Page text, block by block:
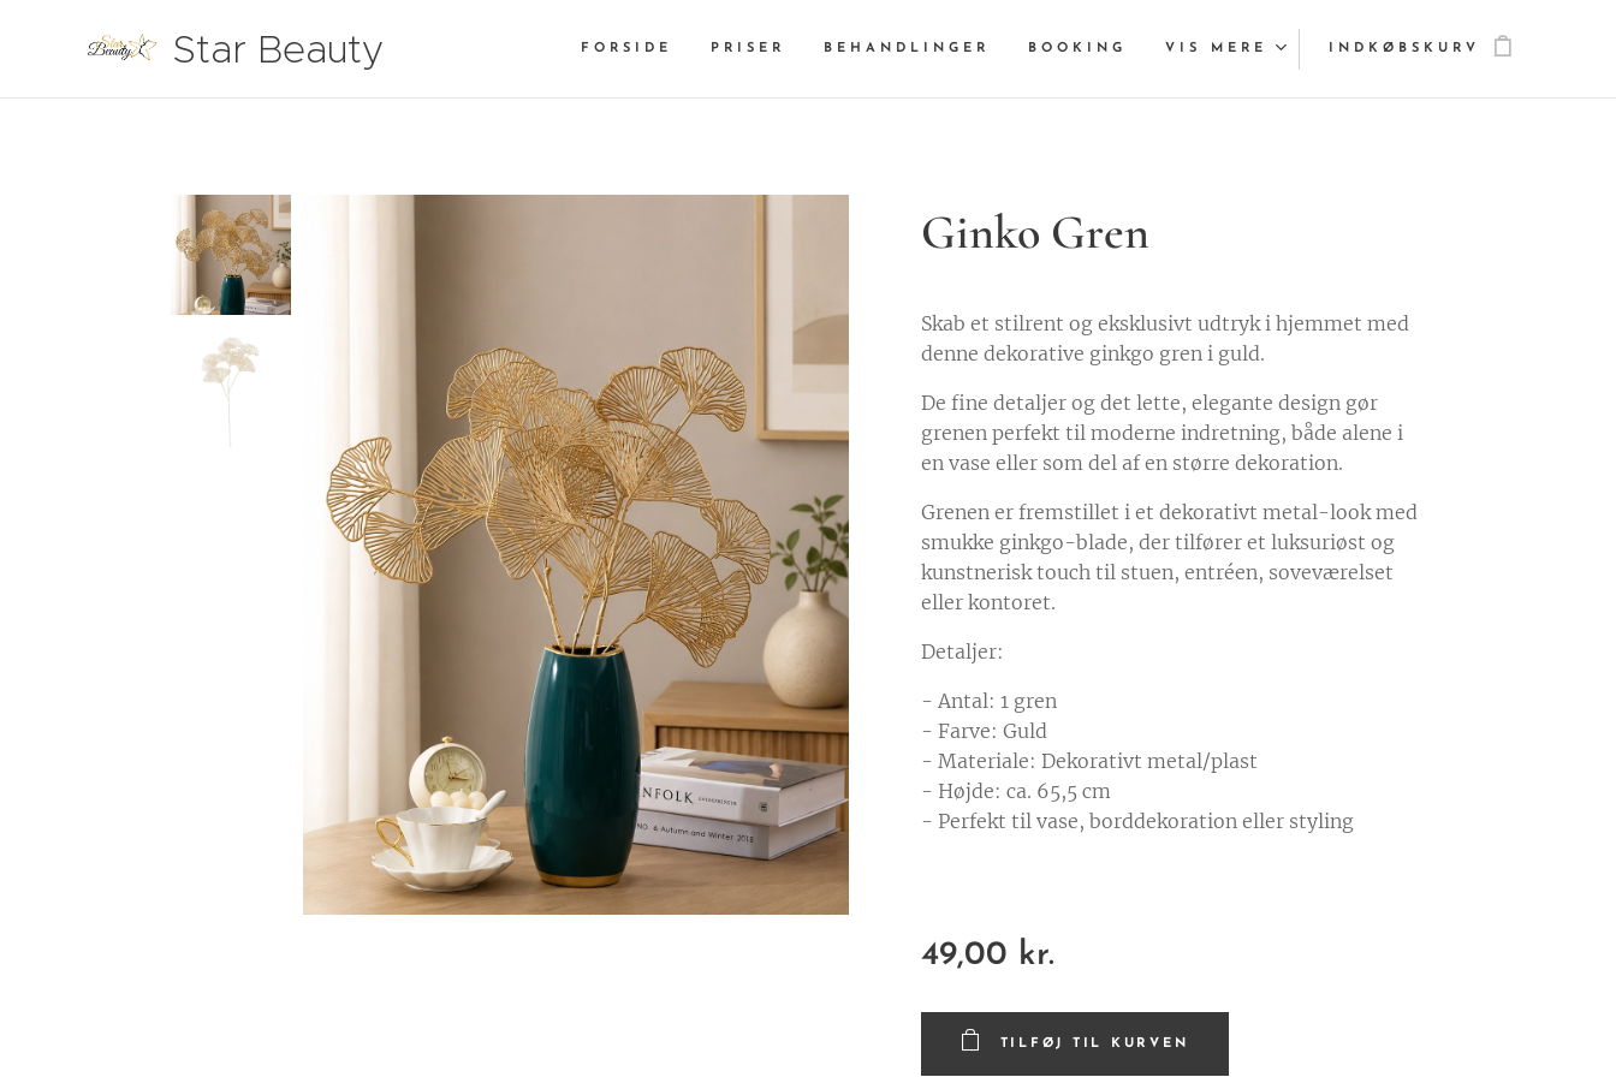
Star Beauty FORSIDE PRISER BEHANDLINGER BOOKING VIS MERE INDKØBSKURV
Ginko Gren
Skab et stilrent og eksklusivt udtryk i hjemmet med
denne dekorative ginkgo gren i guld.
De fine detaljer og det lette, elegante design gør
grenen perfekt til moderne indretning, både alene i
en vase eller som del af en større dekoration.
Grenen er fremstillet i et dekorativt metal-look med
smukke ginkgo-blade, der tilfører et luksuriøst og
kunstnerisk touch til stuen, entréen, soveværelset
eller kontoret.
Detaljer:
- Antal: 1 gren
- Farve: Guld
- Materiale: Dekorativt metal/plast
- Højde: ca. 65,5 cm
- Perfekt til vase, borddekoration eller styling
49,00 kr.
TILFØJ TIL KURVEN